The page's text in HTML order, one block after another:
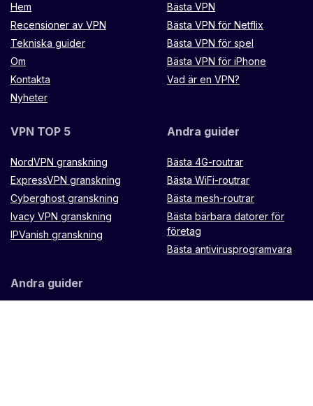
Hem
Recensioner av VPN
Tekniska guider
Om
Kontakta
Nyheter
Bästa VPN
Bästa VPN för Netflix
Bästa VPN för spel
Bästa VPN för iPhone
Vad är en VPN?
VPN TOP 5
NordVPN granskning
ExpressVPN granskning
Cyberghost granskning
Ivacy VPN granskning
IPVanish granskning
Andra guider
Bästa 4G-routrar
Bästa WiFi-routrar
Bästa mesh-routrar
Bästa bärbara datorer för
företag
Bästa antivirusprogramvara
Andra guider